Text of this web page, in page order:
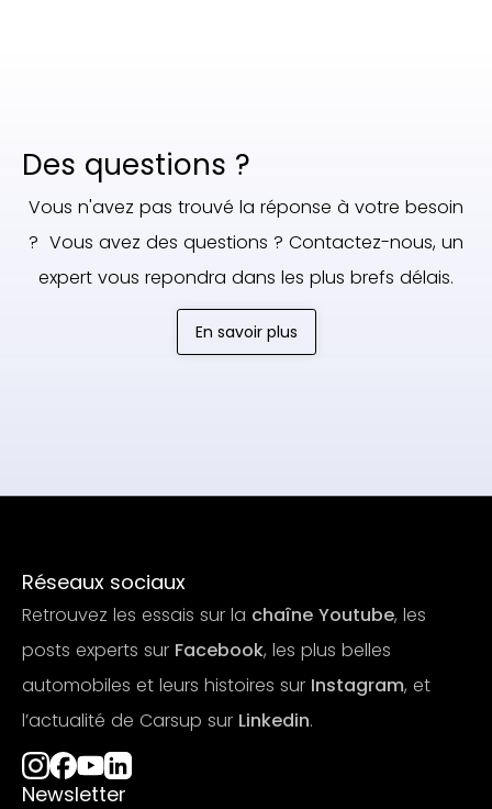
Des questions ?
Vous n'avez pas trouvé la réponse à votre besoin
? Vous avez des questions ? Contactez-nous, un
expert vous repondra dans les plus brefs délais.
En savoir plus
Réseaux sociaux
Retrouvez les essais sur la chaîne Youtube, les
posts experts sur Facebook, les plus belles
automobiles et leurs histoires sur Instagram, et
l’actualité de Carsup sur Linkedin.
Newsletter